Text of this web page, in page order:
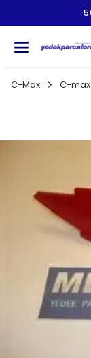
C-Max C-max